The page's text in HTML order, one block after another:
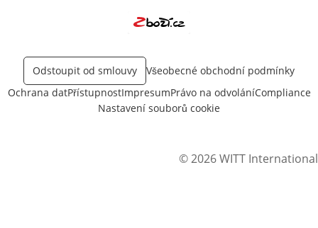
Odstoupit od smlouvy
Všeobecné obchodní podmínky
Ochrana datPřístupnostImpresumPrávo na odvoláníCompliance
Nastavení souborů cookie
© 2026 WITT International